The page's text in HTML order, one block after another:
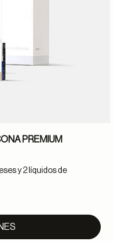
PREMIUM
y 2 líquidos de